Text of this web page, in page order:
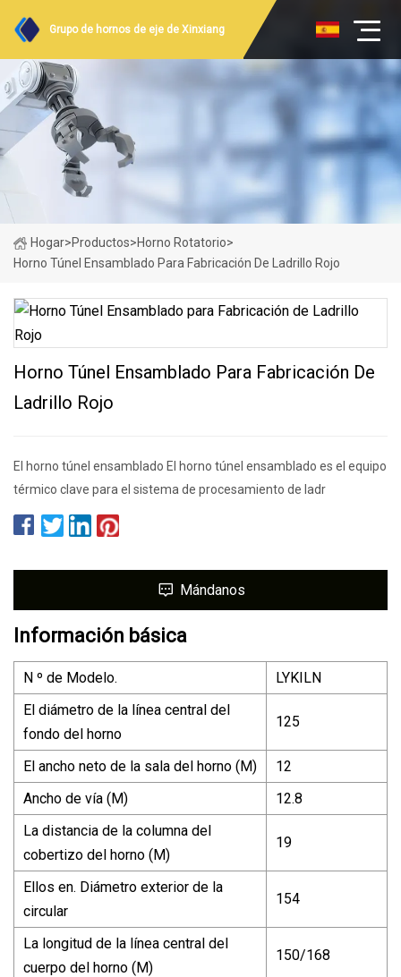
Grupo de hornos de eje de Xinxiang
Hogar>Productos>Horno Rotatorio>
Horno Túnel Ensamblado Para Fabricación De Ladrillo Rojo
Horno Túnel Ensamblado Para Fabricación De
Ladrillo Rojo
El horno túnel ensamblado El horno túnel ensamblado es el equipo
térmico clave para el sistema de procesamiento de ladr
Mándanos
Información básica
N º de Modelo.
LYKILN
El diámetro de la línea central del
fondo del horno
125
El ancho neto de la sala del horno (M)
12
Ancho de vía (M)
12.8
La distancia de la columna del
cobertizo del horno (M)
19
Ellos en. Diámetro exterior de la
circular
154
La longitud de la línea central del
cuerpo del horno (M)
150/168